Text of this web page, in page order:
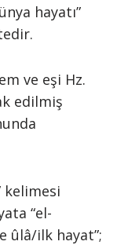
hayatı”
ve eşi Hz.
edilmiş
kelimesi
“el-
ûlâ/ilk hayat”;